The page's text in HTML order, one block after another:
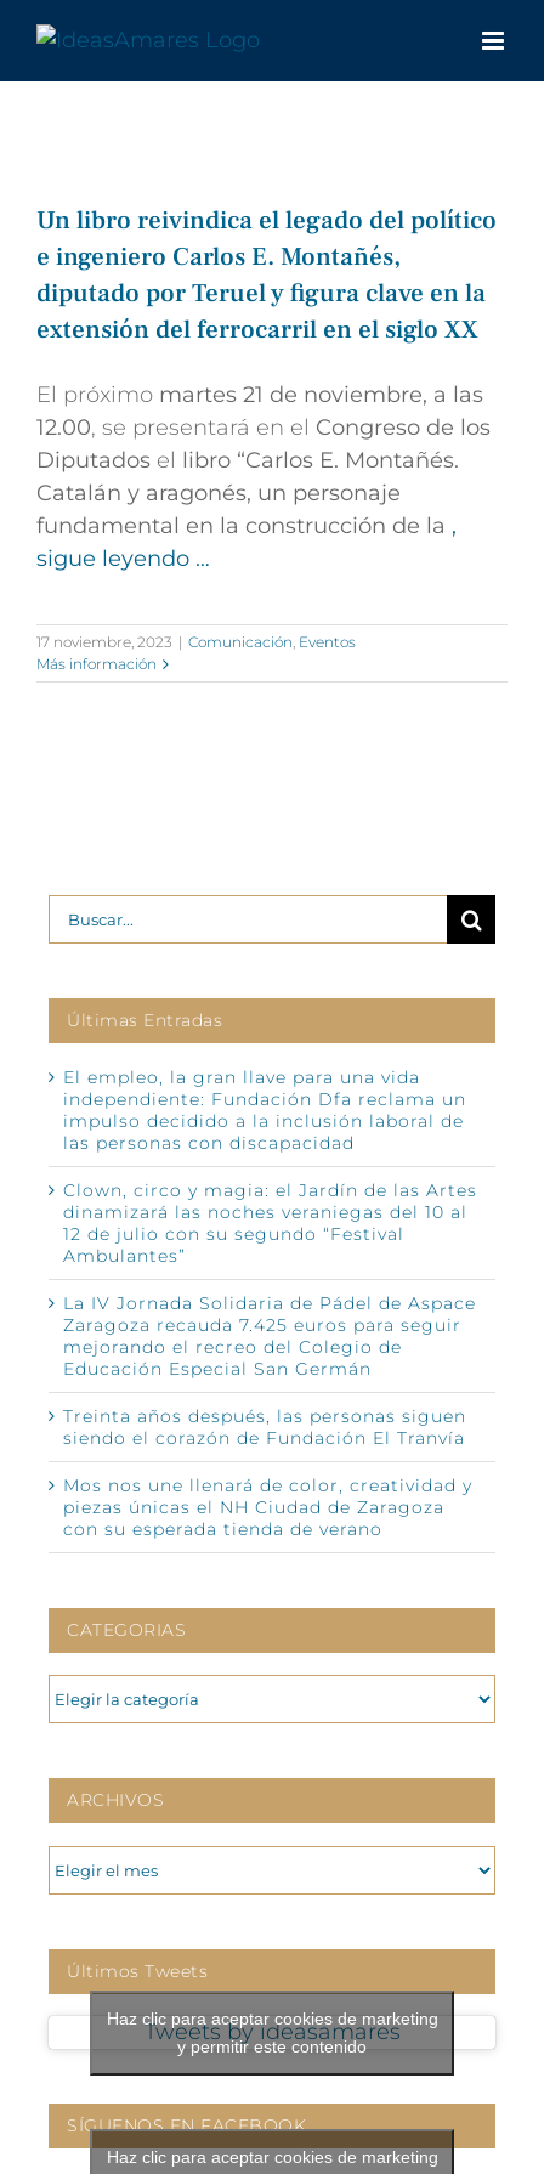
contenido
Un libro reivindica el legado del político
e ingeniero Carlos E. Montañés,
diputado por Teruel y figura clave en la
extensión del ferrocarril en el siglo XX
El próximo martes 21 de noviembre, a las
12.00, se presentará en el Congreso de los
Diputados el libro “Carlos E. Montañés.
Catalán y aragonés, un personaje
fundamental en la construcción de la ,
sigue leyendo …
17 noviembre, 2023 | Comunicación, Eventos
Más información
Buscar:
Últimas Entradas
El empleo, la gran llave para una vida
independiente: Fundación Dfa reclama un
impulso decidido a la inclusión laboral de
las personas con discapacidad
Clown, circo y magia: el Jardín de las Artes
dinamizará las noches veraniegas del 10 al
12 de julio con su segundo “Festival
Ambulantes”
La IV Jornada Solidaria de Pádel de Aspace
Zaragoza recauda 7.425 euros para seguir
mejorando el recreo del Colegio de
Educación Especial San Germán
Treinta años después, las personas siguen
siendo el corazón de Fundación El Tranvía
Mos nos une llenará de color, creatividad y
piezas únicas el NH Ciudad de Zaragoza
con su esperada tienda de verano
CATEGORIAS
CATEGORIAS
ARCHIVOS
ARCHIVOS
Últimos Tweets
Tweets by ideasamares
Haz clic para aceptar cookies de marketing
y permitir este contenido
SÍGUENOS EN FACEBOOK
Haz clic para aceptar cookies de marketing